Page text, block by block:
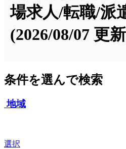
場求人/転職/派
(2026/08/07 更
条件を選んで検索
地域
選択